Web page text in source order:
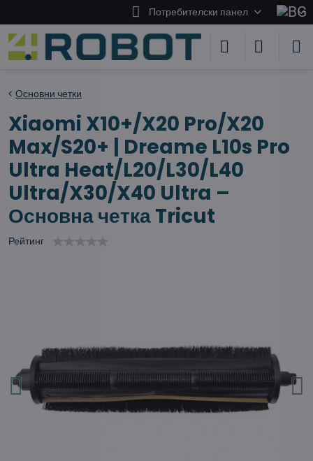
Потребителски панел
Основни четки
Xiaomi X10+/X20 Pro/X20
Max/S20+ | Dreame L10s Pro
Ultra Heat/L20/L30/L40
Ultra/X30/X40 Ultra –
Основна четка Tricut
Рейтинг